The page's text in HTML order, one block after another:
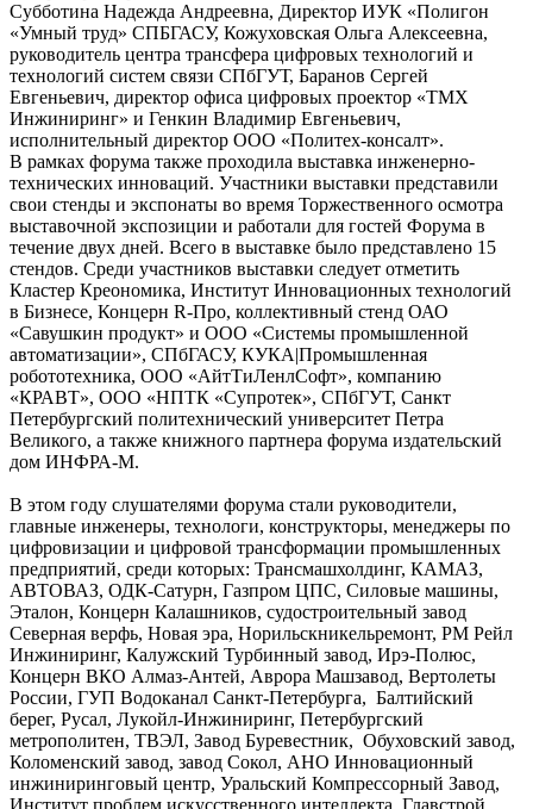
Субботина Надежда Андреевна, Директор ИУК «Полигон
«Умный труд» СПБГАСУ, Кожуховская Ольга Алексеевна,
руководитель центра трансфера цифровых технологий и
технологий систем связи СПбГУТ, Баранов Сергей
Евгеньевич, директор офиса цифровых проектор «ТМХ
Инжиниринг» и Генкин Владимир Евгеньевич,
исполнительный директор ООО «Политех-консалт».
В рамках форума также проходила выставка инженерно-
технических инноваций. Участники выставки представили
свои стенды и экспонаты во время Торжественного осмотра
выставочной экспозиции и работали для гостей Форума в
течение двух дней. Всего в выставке было представлено 15
стендов. Среди участников выставки следует отметить
Кластер Креономика, Институт Инновационных технологий
в Бизнесе, Концерн R-Про, коллективный стенд ОАО
«Савушкин продукт» и ООО «Системы промышленной
автоматизации», СПбГАСУ, КУКА|Промышленная
робототехника, ООО «АйтТиЛенлСофт», компанию
«КРАВТ», ООО «НПТК «Супротек», СПбГУТ, Санкт
Петербургский политехнический университет Петра
Великого, а также книжного партнера форума издательский
дом ИНФРА-М.
В этом году слушателями форума стали руководители,
главные инженеры, технологи, конструкторы, менеджеры по
цифровизации и цифровой трансформации промышленных
предприятий, среди которых: Трансмашхолдинг, КАМАЗ,
АВТОВАЗ, ОДК-Сатурн, Газпром ЦПС, Силовые машины,
Эталон, Концерн Калашников, судостроительный завод
Северная верфь, Новая эра, Норильскникельремонт, РМ Рейл
Инжиниринг, Калужский Турбинный завод, Ирэ-Полюс,
Концерн ВКО Алмаз-Антей, Аврора Машзавод, Вертолеты
России, ГУП Водоканал Санкт-Петербурга, Балтийский
берег, Русал, Лукойл-Инжиниринг, Петербургский
метрополитен, ТВЭЛ, Завод Буревестник, Обуховский завод,
Коломенский завод, завод Сокол, АНО Инновационный
инжиниринговый центр, Уральский Компрессорный Завод,